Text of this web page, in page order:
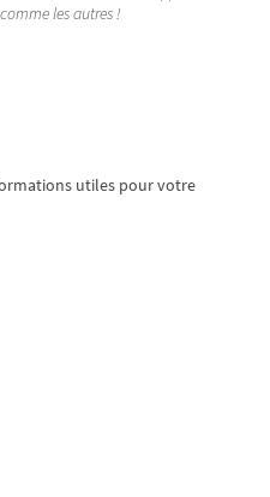
les autres !
utiles pour votre